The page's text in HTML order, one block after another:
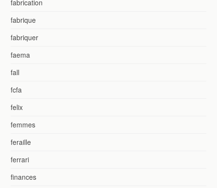
fabrication
fabrique
fabriquer
faema
fall
fcfa
felix
femmes
feraille
ferrari
finances